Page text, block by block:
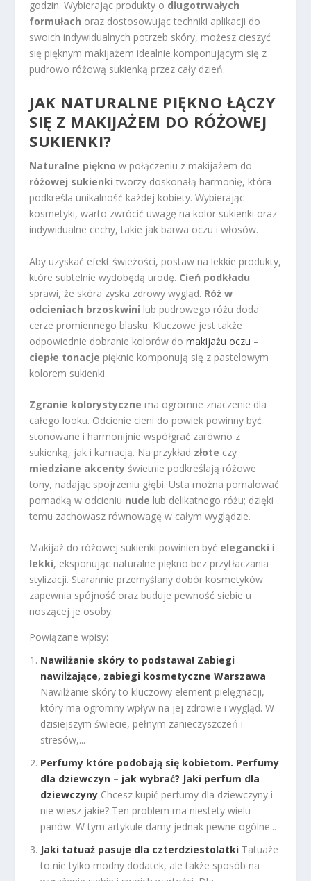
godzin. Wybierając produkty o długotrwałych
formułach oraz dostosowując techniki aplikacji do
swoich indywidualnych potrzeb skóry, możesz cieszyć
się pięknym makijażem idealnie komponującym się z
pudrowo różową sukienką przez cały dzień.
JAK NATURALNE PIĘKNO ŁĄCZY
SIĘ Z MAKIJAŻEM DO RÓŻOWEJ
SUKIENKI?
Naturalne piękno w połączeniu z makijażem do
różowej sukienki tworzy doskonałą harmonię, która
podkreśla unikalność każdej kobiety. Wybierając
kosmetyki, warto zwrócić uwagę na kolor sukienki oraz
indywidualne cechy, takie jak barwa oczu i włosów.
Aby uzyskać efekt świeżości, postaw na lekkie produkty,
które subtelnie wydobędą urodę. Cień podkładu
sprawi, że skóra zyska zdrowy wygląd. Róż w
odcieniach brzoskwini lub pudrowego różu doda
cerze promiennego blasku. Kluczowe jest także
odpowiednie dobranie kolorów domakijażu oczu –
ciepłe tonacje pięknie komponują się z pastelowym
kolorem sukienki.
Zgranie kolorystyczne ma ogromne znaczenie dla
całego looku. Odcienie cieni do powiek powinny być
stonowane i harmonijnie współgrać zarówno z
sukienką, jak i karnacją. Na przykład złote czy
miedziane akcenty świetnie podkreślają różowe
tony, nadając spojrzeniu głębi. Usta można pomalować
pomadką w odcieniu nude lub delikatnego różu; dzięki
temu zachowasz równowagę w całym wyglądzie.
Makijaż do różowej sukienki powinien być elegancki i
lekki, eksponując naturalne piękno bez przytłaczania
stylizacji. Starannie przemyślany dobór kosmetyków
zapewnia spójność oraz buduje pewność siebie u
noszącej je osoby.
Powiązane wpisy:
Nawilżanie skóry to podstawa! Zabiegi
nawilżające, zabiegi kosmetyczne Warszawa
Nawilżanie skóry to kluczowy element pielęgnacji,
który ma ogromny wpływ na jej zdrowie i wygląd. W
dzisiejszym świecie, pełnym zanieczyszczeń i
stresów,...
Perfumy które podobają się kobietom. Perfumy
dla dziewczyn – jak wybrać? Jaki perfum dla
dziewczyny Chcesz kupić perfumy dla dziewczyny i
nie wiesz jakie? Ten problem ma niestety wielu
panów. W tym artykule damy jednak pewne ogólne...
Jaki tatuaż pasuje dla czterdziestolatki Tatuaże
to nie tylko modny dodatek, ale także sposób na